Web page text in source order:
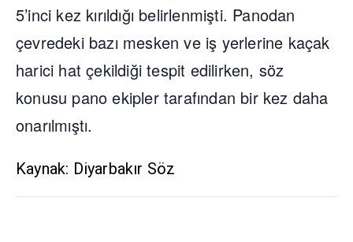
5’inci kez kırıldığı belirlenmişti. Panodan
çevredeki bazı mesken ve iş yerlerine kaçak
harici hat çekildiği tespit edilirken, söz
konusu pano ekipler tarafından bir kez daha
onarılmıştı.
Kaynak: Diyarbakır Söz